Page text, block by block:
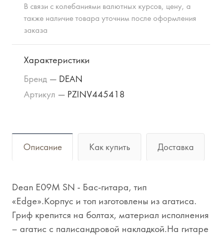
В связи с колебаниями валютных курсов, цену, а
также наличие товара уточним после оформления
заказа
Характеристики
Бренд — DEAN
Артикул — PZINV445418
Описание Как купить Доставка
Dean E09M SN - Бас-гитара, тип
«Edge».Корпус и топ изготовлены из агатиса.
Гриф крепится на болтах, материал исполнения
– агатис с палисандровой накладкой.На гитаре